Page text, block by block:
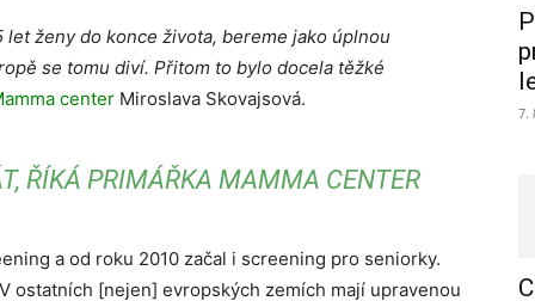
let ženy do konce života, bereme jako úplnou
se tomu diví. Přitom to bylo docela těžké
center Miroslava Skovajsová.
ŘÍKÁ PRIMÁŘKA MAMMA CENTER
a od roku 2010 začal i screening pro seniorky.
ostatních [nejen] evropských zemích mají upravenou
7.